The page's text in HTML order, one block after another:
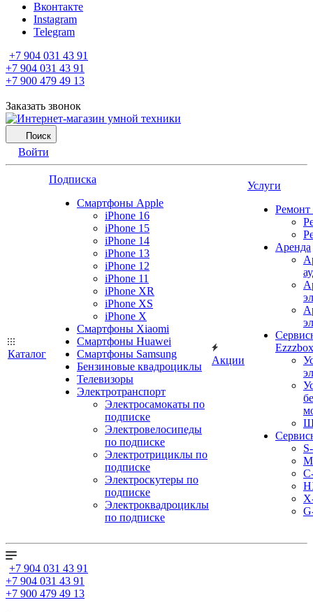
Вконтакте
Instagram
Telegram
+7 904 031 43 91
+7 904 031 43 91
+7 900 479 49 13
Заказать звонок
Поиск
Войти
Каталог
Подписка
Смартфоны Apple
iPhone 16
iPhone 15
iPhone 14
iPhone 13
iPhone 12
iPhone 11
iPhone XR
iPhone XS
iPhone X
Смартфоны Xiaomi
Смартфоны Huawei
Смартфоны Samsung
Бензиновые квадроциклы
Телевизоры
Электротранспорт
Электросамокаты по
подписке
Электровелосипеды
по подписке
Электротрициклы по
подписке
Электроскутеры по
подписке
Электроквадроциклы
по подписке
Акции
Услуги
Ремонт
Аренда
Ezzzbox
+7 904 031 43 91
+7 904 031 43 91
+7 900 479 49 13